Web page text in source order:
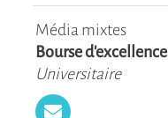
Média mixtes
Bourse d'excellence
Universitaire